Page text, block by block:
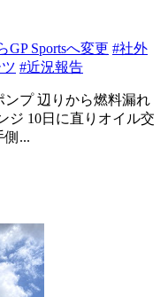
GP Sportsへ変更 #社外
#近況報告
プ 辺りから燃料漏れ
ジ 10日に直りオイル交
側...